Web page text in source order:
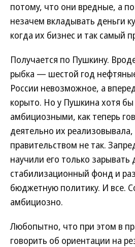
потому, что они вредные, а
незачем вкладывать деньги
когда их бизнес и так самый
Получается по Пушкину.
рыбка — шестой год
России невозможное, а
корыто. Но у Пушкина хотя бы
амбициозными, как теперь
деятельно их реализовывала,
правительством не так.
научили его только зарывать
стабилизационный фонд и
бюджетную политику. И все.
амбициозно.
Любопытно, что при этом в
говорить об ориентации на